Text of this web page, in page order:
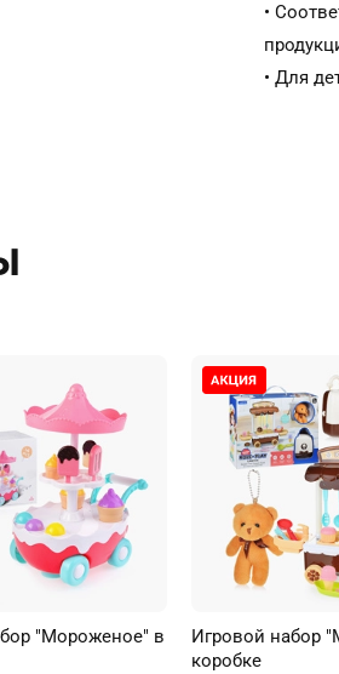
•
• Для
"Мороженое" в
Игровой набор
коробке